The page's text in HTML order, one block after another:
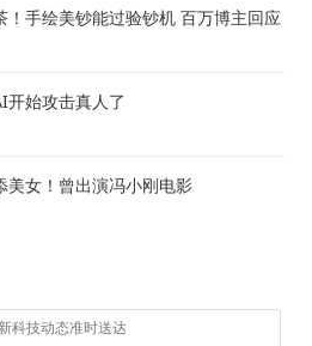
！手绘美钞能过验钞机 百万博主回应
开始攻击真人了
美女！曾出演冯小刚电影